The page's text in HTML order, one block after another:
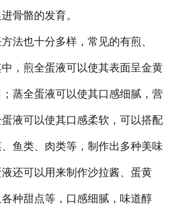
骨骼的发育。
也十分多样，常见的有煎、
，煎全蛋液可以使其表面呈金黄
蒸全蛋液可以使其口感细腻，营
液可以使其口感柔软，可以搭配
鱼类、肉类等，制作出多种美味
还可以用来制作沙拉酱、蛋黄
种甜点等，口感细腻，味道醇